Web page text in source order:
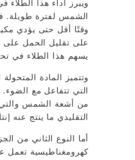
ويبرز أداء هذا
الشمس لفترة طويلة.
وقتًا أقل حتى يؤدي
على تقليل الحمل على
يسهم هذا الطلاء في
وتتميز المادة
التي تتفاعل مع
من أشعة الشمس والتي
التقليدي ما ينتج عنه
أما النوع الثاني من
كهرومغناطيسية تعمل